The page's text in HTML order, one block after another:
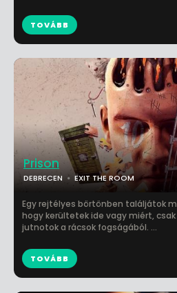
TOVÁBB
Prison
DEBRECEN EXIT THE ROOM
Egy rejtélyes börtönben találjátok
hogy kerültetek ide vagy miért,
jutnotok a rácsok fogságából. ...
TOVÁBB